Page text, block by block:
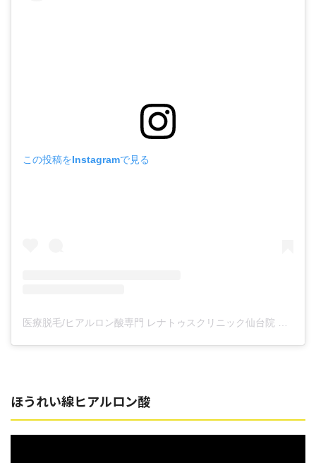
この投稿をInstagramで見る
ほうれい線ヒアルロン酸